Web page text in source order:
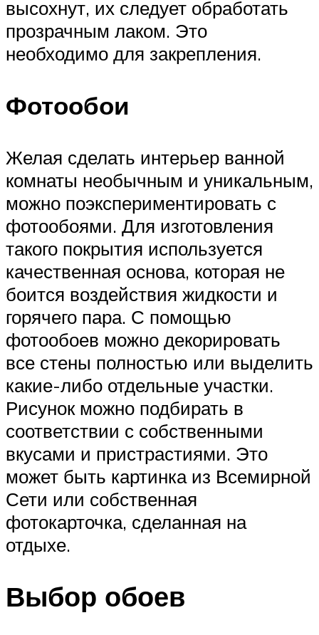
высохнут, их следует обработать
прозрачным лаком. Это
необходимо для закрепления.
Фотообои
Желая сделать интерьер ванной
комнаты необычным и уникальным,
можно поэкспериментировать с
фотообоями. Для изготовления
такого покрытия используется
качественная основа, которая не
боится воздействия жидкости и
горячего пара. С помощью
фотообоев можно декорировать
все стены полностью или выделить
какие-либо отдельные участки.
Рисунок можно подбирать в
соответствии с собственными
вкусами и пристрастиями. Это
может быть картинка из Всемирной
Сети или собственная
фотокарточка, сделанная на
отдыхе.
Выбор обоев